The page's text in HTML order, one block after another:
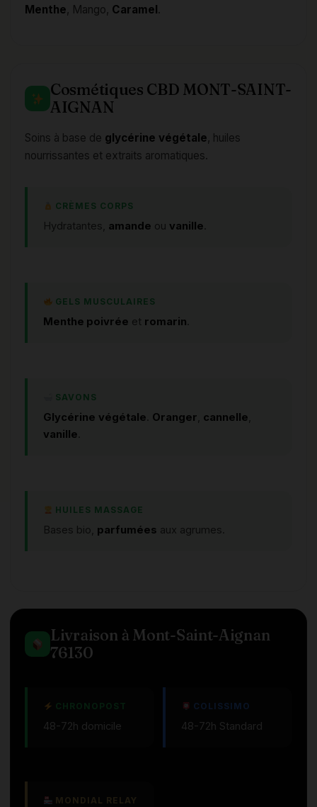
Menthe, Mango, Caramel .
Cosmétiques CBD MONT-SAINT-
AIGNAN
Soins à base de glycérine végétale, huiles
nourrissantes et extraits aromatiques.
CRÈMES CORPS
Hydratantes, amande ou vanille
GELS MUSCULAIRES
Menthe poivrée et romarin
SAVONS
Glycérine végétale Oranger, cannelle,
vanille
HUILES MASSAGE
Bases bio, parfumées aux agrumes.
Livraison à Mont-Saint-Aignan
76130
CHRONOPOST
48-72h domicile
COLISSIMO
48-72h Standard
MONDIAL RELAY